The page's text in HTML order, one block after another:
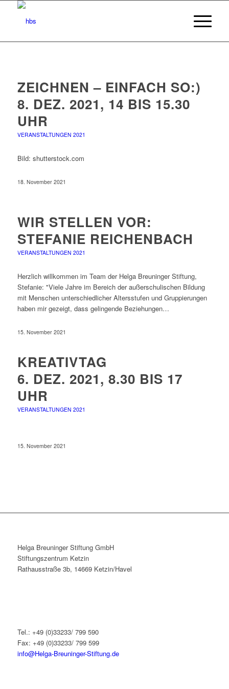
ZEICHNEN – EINFACH SO:)
8. DEZ. 2021, 14 BIS 15.30
UHR
VERANSTALTUNGEN 2021
Bild: shutterstock.com
18. November 2021
WIR STELLEN VOR:
STEFANIE REICHENBACH
VERANSTALTUNGEN 2021
Herzlich willkommen im Team der Helga Breuninger Stiftung,
Stefanie: "Viele Jahre im Bereich der außerschulischen Bildung
mit Menschen unterschiedlicher Altersstufen und Gruppierungen
haben mir gezeigt, dass gelingende Beziehungen…
15. November 2021
KREATIVTAG
6. DEZ. 2021, 8.30 BIS 17
UHR
VERANSTALTUNGEN 2021
15. November 2021
Helga Breuninger Stiftung GmbH
Stiftungszentrum Ketzin
Rathausstraße 3b, 14669 Ketzin/Havel
Tel.: +49 (0)33233/ 799 590
Fax: +49 (0)33233/ 799 599
info@Helga-Breuninger-Stiftung.de